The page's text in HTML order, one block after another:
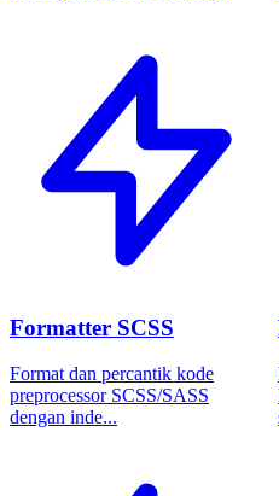
Formatter SCSS
Format dan percantik kode
preprocessor SCSS/SASS
dengan inde...